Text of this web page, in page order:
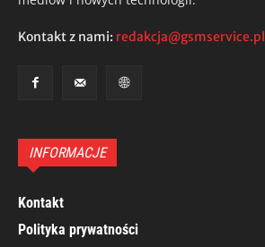
Kontakt z nami: redakcja@gsmservice.pl
INFORMACJE
Kontakt
Polityka prywatności